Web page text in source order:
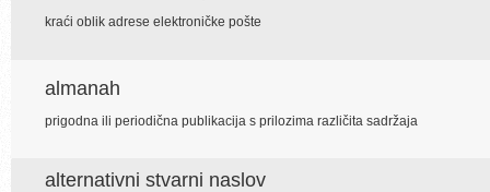
kraći oblik adrese elektroničke pošte
almanah
prigodna ili periodična publikacija s prilozima različita sadržaja
alternativni stvarni naslov